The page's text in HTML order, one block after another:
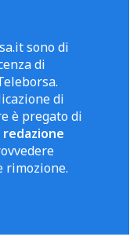
sono di
di
di
è pregato di
redazione
rimozione.